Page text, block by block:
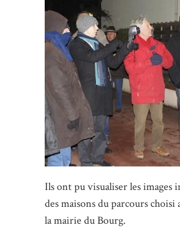
Ils ont pu visualiser les images
des maisons du parcours choisi
la mairie du Bourg.